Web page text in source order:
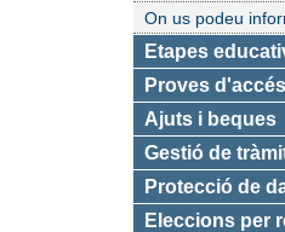
On us podeu
Etapes
Proves
Ajuts i beques
Gestió de
Protecció de
Eleccions per